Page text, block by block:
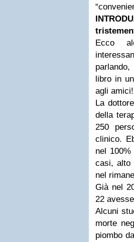
Ecco
libro in
agli amici!
La
della
250
clinico.
nel
casi, alto
nel
Già nel
22
Alcuni
morte
piombo